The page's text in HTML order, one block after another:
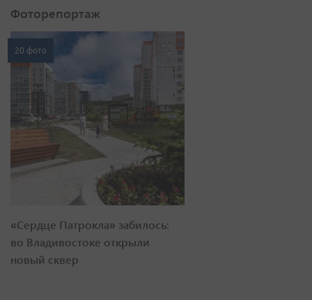
Фоторепортаж
20 фото
«Сердце Патрокла» забилось:
во Владивостоке открыли
новый сквер